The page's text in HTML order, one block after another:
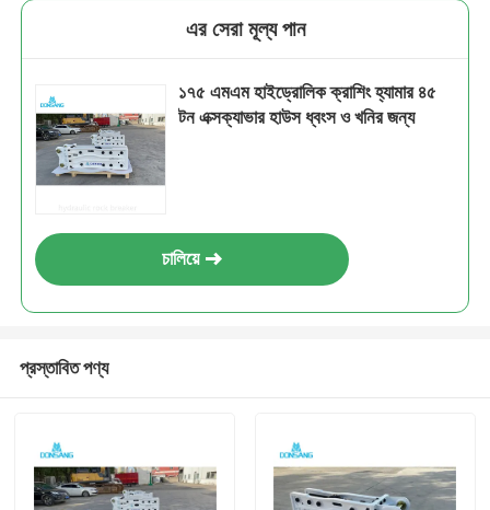
এর সেরা মূল্য পান
১৭৫ এমএম হাইড্রোলিক ক্রাশিং হ্যামার ৪৫
টন এক্সক্যাভার হাউস ধ্বংস ও খনির জন্য
চালিয়ে
প্রস্তাবিত পণ্য